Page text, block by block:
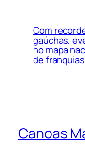
Com
gaúchas,
no mapa
de franquias
Canoas